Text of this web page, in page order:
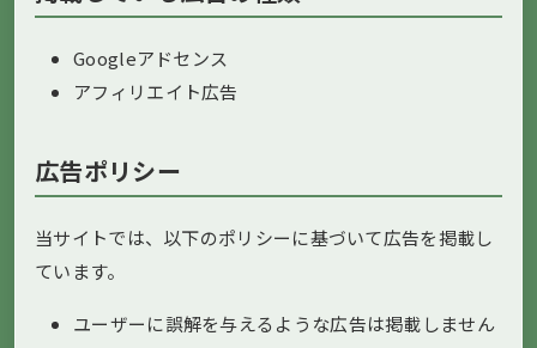
Googleアドセンス
アフィリエイト広告
広告ポリシー
当サイトでは、以下のポリシーに基づいて広告を掲載し
ています。
ユーザーに誤解を与えるような広告は掲載しません